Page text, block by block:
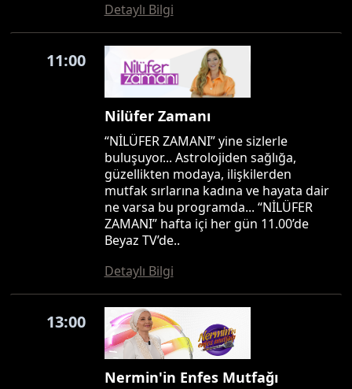
Detaylı Bilgi
11:00
Nilüfer Zamanı
“NİLÜFER ZAMANI” yine sizlerle
buluşuyor... Astrolojiden sağlığa,
güzellikten modaya, ilişkilerden
mutfak sırlarına kadına ve hayata dair
ne varsa bu programda... “NİLÜFER
ZAMANI” hafta içi her gün 11.00’de
Beyaz TV’de..
Detaylı Bilgi
13:00
Nermin'in Enfes Mutfağı